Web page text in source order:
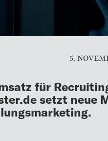
5.
für
setzt neue